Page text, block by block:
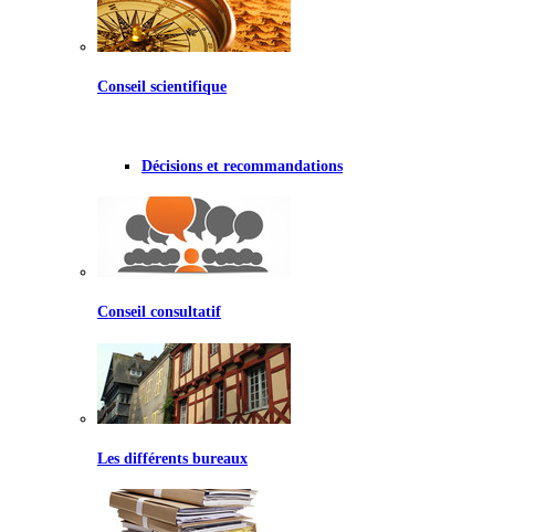
Conseil scientifique
Décisions et recommandations
Conseil consultatif
Les différents bureaux